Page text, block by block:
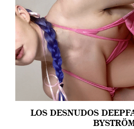
LOS DESNUDOS